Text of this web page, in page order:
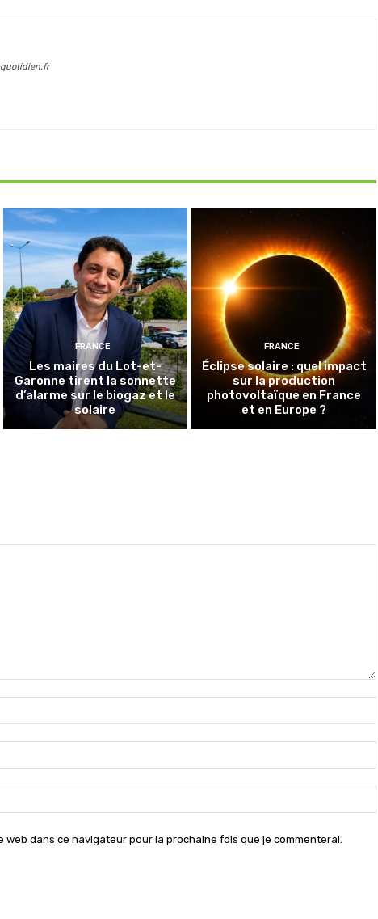
FRANCE
Les maires du Lot-et-
Garonne tirent la sonnette
d’alarme sur le biogaz et le
solaire
FRANCE
Éclipse solaire : quel impact
sur la production
photovoltaïque en France
et en Europe ?
:*
:*
:
web dans ce navigateur pour la prochaine fois que je commenterai.